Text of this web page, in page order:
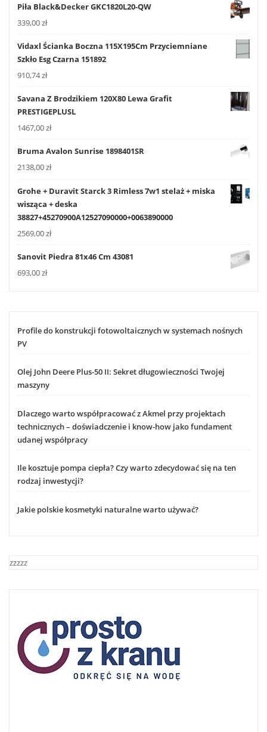
Piła Black&Decker GKC1820L20-QW
339,00zł
Vidaxl Ścianka Boczna 115X195Cm Przyciemniane
Szkło Esg Czarna 151892
910,74zł
Savana Z Brodzikiem 120X80 Lewa Grafit
PRESTIGEPLUSL
1467,00zł
Bruma Avalon Sunrise 1898401SR
2138,00zł
Grohe + Duravit Starck 3 Rimless 7w1 stelaż + miska
wisząca + deska
38827+45270900A12527090000+0063890000
2569,00zł
Sanovit Piedra 81x46 Cm 43081
693,00zł
Profile do konstrukcji fotowoltaicznych w systemach nośnych
PV
Olej John Deere Plus-50 II: Sekret długowieczności Twojej
maszyny
Dlaczego warto współpracować z Akmel przy projektach
technicznych – doświadczenie i know-how jako fundament
udanej współpracy
Ile kosztuje pompa ciepła? Czy warto zdecydować się na ten
rodzaj inwestycji?
Jakie polskie kosmetyki naturalne warto używać?
zzzzz